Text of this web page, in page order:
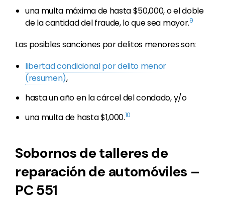
una multa máxima de hasta $50,000, o el doble
de la cantidad del fraude, lo que sea mayor.9
Las posibles sanciones por delitos menores son:
libertad condicional por delito menor
(resumen),
hasta un año en la cárcel del condado, y/o
una multa de hasta $1,000.10
Sobornos de talleres de
reparación de automóviles –
PC 551